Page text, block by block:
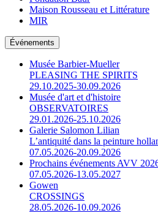
Maison Rousseau et Littérature
MIR
Événements
Musée Barbier-Mueller
PLEASING THE SPIRITS
29.10.2025-30.09.2026
Musée d'art et d'histoire
OBSERVATOIRES
29.01.2026-25.10.2026
Galerie Salomon Lilian
L’antiquité dans la peinture
07.05.2026-20.09.2026
Prochains événements AVV
07.05.2026-13.05.2027
Gowen
CROSSINGS
28.05.2026-10.09.2026